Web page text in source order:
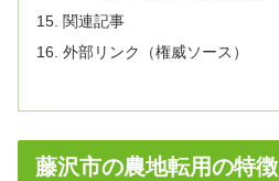
関連記事
外部リンク（権威ソース）
藤沢市の農地転用の特徴